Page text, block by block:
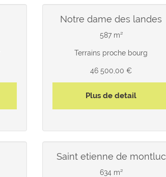
notre dame des landes
587 m²
Terrains proche bourg
46 500,00 €
Plus de detail
saint etienne de montluc
634 m²